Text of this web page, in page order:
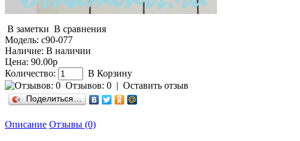
В заметки В сравнения
Модель: с90-077
Наличие: В наличии
Цена: 90.00р
Количество:
В Корзину
Отзывов: 0 | Оставить отзыв
Поделиться…
Описание Отзывы (0)